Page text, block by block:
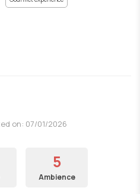
on: 07/01/2026
5
Ambience